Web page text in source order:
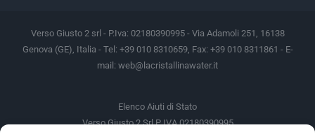
Verso Giusto 2 srl - P.Iva: 02180390995 - Via Adamoli 251, 16138
Genova (GE), Italia - Tel: +39 010 8310659, Fax: +39 010 8311861 - E-
mail: web@lacristallinawater.it
Elenco Aiuti di Stato
Verso Giusto 2 Srl P IVA 02180390995